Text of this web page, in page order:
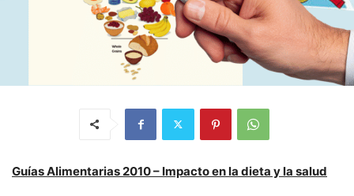
Guías Alimentarias 2010 – Impacto en la dieta y la salud